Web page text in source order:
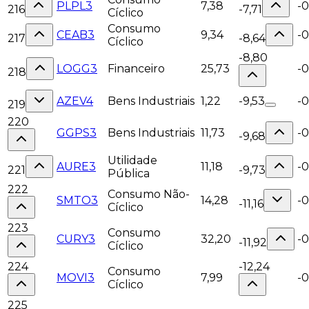
216 PLPL3
Cíclico
7,38 -7,71 -
217 CEAB3
Consumo
Cíclico
9,34 -8,64 -
218 LOGG3 Financeiro 25,73
-8,80
-
219 AZEV4 Bens Industriais 1,22 -9,53
-
220
GGPS3
Bens Industriais 11,73 -9,68 -
221 AURE3
Utilidade
Pública
11,18 -9,73
-
222
SMTO3
Consumo Não-
Cíclico
14,28 -11,16 -
223
CURY3
Consumo
Cíclico
32,20 -11,92 -
224
MOVI3
Consumo
Cíclico
7,99
-12,24
-
225